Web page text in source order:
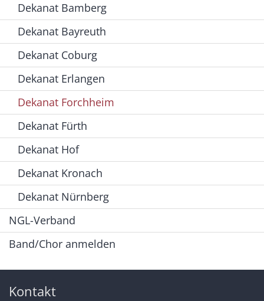
Dekanat Bamberg
Dekanat Bayreuth
Dekanat Coburg
Dekanat Erlangen
Dekanat Forchheim
Dekanat Fürth
Dekanat Hof
Dekanat Kronach
Dekanat Nürnberg
NGL-Verband
Band/Chor anmelden
Kontakt